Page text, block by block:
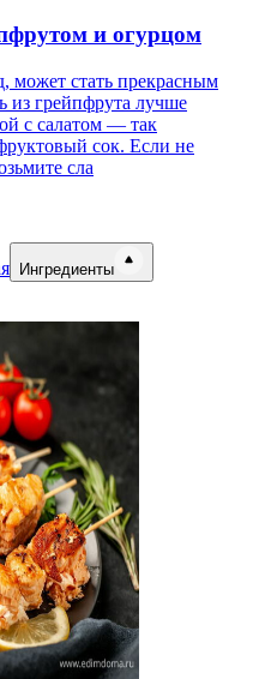
и огурцом
может стать прекрасным
из грейпфрута лучше
с салатом — так
сок. Если не
сла
Ингредиенты